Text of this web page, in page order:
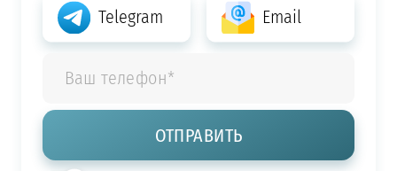
Telegram Email